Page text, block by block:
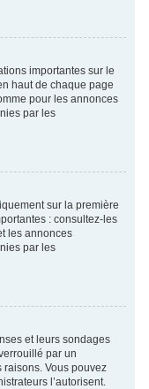
importantes sur le
haut de chaque page
pour les annonces
par les
sur la première
: consultez-les
les annonces
par les
et leurs sondages
par un
Vous pouvez
l’autorisent.